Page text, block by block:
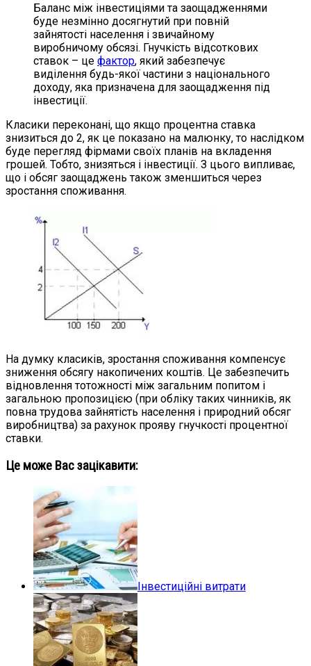
Баланс між інвестиціями та заощадженнями
буде незмінно досягнутий при повній
зайнятості населення і звичайному
виробничому обсязі. Гнучкість відсоткових
ставок – це фактор, який забезпечує
виділення будь-якої частини з національного
доходу, яка призначена для заощадження під
інвестиції.
Класики переконані, що якщо процентна ставка
знизиться до 2, як це показано на малюнку, то наслідком
буде перегляд фірмами своїх планів на вкладення
грошей. Тобто, знизяться і інвестиції. З цього випливає,
що і обсяг заощаджень також зменшиться через
зростання споживання.
На думку класиків, зростання споживання компенсує
зниження обсягу накопичених коштів. Це забезпечить
відновлення тотожності між загальним попитом і
загальною пропозицією (при обліку таких чинників, як
повна трудова зайнятість населення і природний обсяг
виробництва) за рахунок прояву гнучкості процентної
ставки.
Це може Вас зацікавити:
Інвестиційні витрати